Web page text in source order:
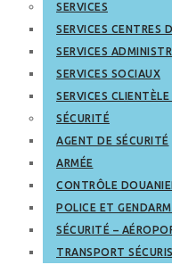
SERVICES
SERVICES CENTRES
SERVICES
SERVICES SOCIAUX
SERVICES
SÉCURITÉ
AGENT DE SÉCURITÉ
ARMÉE
CONTRÔLE
POLICE ET
SÉCURITÉ –
TRANSPORT